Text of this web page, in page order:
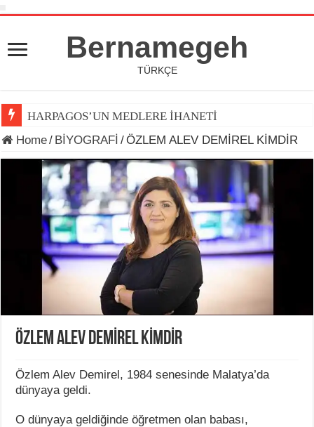
Bernamegeh
TÜRKÇE
HARPAGOS’UN MEDLERE İHANETİ
Home/ BİYOGRAFİ /ÖZLEM ALEV DEMİREL KİMDİR
ÖZLEM ALEV DEMİREL KİMDİR
Özlem Alev Demirel, 1984 senesinde Malatya’da
dünyaya geldi.
O dünyaya geldiğinde öğretmen olan babası,